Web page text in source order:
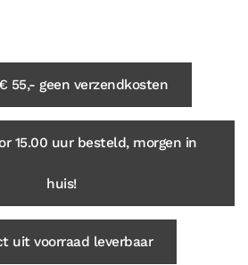
55,- geen verzendkosten
15.00 uur besteld, morgen in
huis!
uit voorraad leverbaar